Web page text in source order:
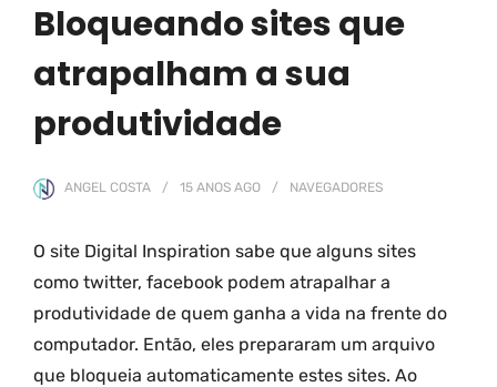
Bloqueando sites que
atrapalham a sua
produtividade
ANGEL COSTA 15 ANOS AGO NAVEGADORES
O site Digital Inspiration sabe que alguns sites
como twitter, facebook podem atrapalhar a
produtividade de quem ganha a vida na frente do
computador. Então, eles prepararam um arquivo
que bloqueia automaticamente estes sites. Ao